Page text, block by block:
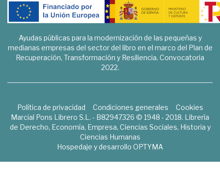
Ayudas públicas para la modernización de las pequeñas y
medianas empresas del sector del libro en el marco del Plan de
Recuperación, Transformación y Resiliencia. Convocatoria
2022.
Política de privacidad Condiciones generales
Cookies
Marcial Pons Librero S.L. - B82947326 © 1948 - 2018. Librería
de Derecho, Economía, Empresa, Ciencias Sociales, Historia y
Ciencias Humanas
Hospedaje y desarrollo OPTYMA